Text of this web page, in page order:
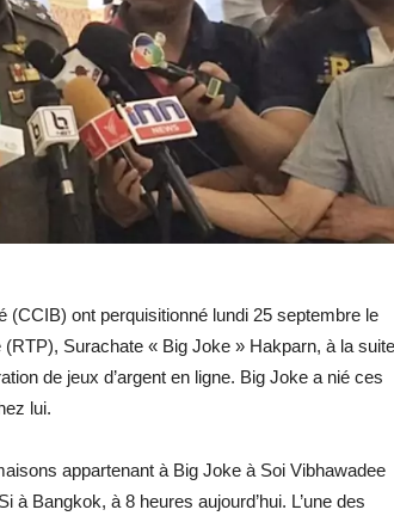
(CCIB) ont perquisitionné lundi 25 septembre le
Surachate « Big Joke » Hakparn, à la suite
de jeux d’argent en ligne. Big Joke a nié ces
lui.
appartenant à Big Joke à Soi Vibhawadee
Bangkok, à 8 heures aujourd’hui. L’une des